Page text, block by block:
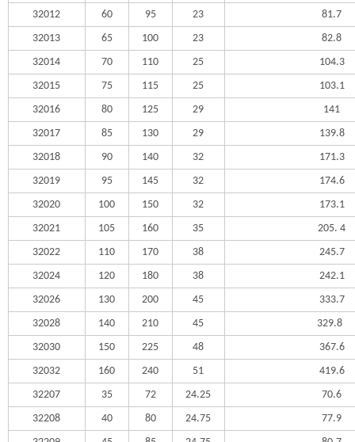
32012
60 95 23
81.7
32013
65 100 23
82.8
32014
70 110 25
104.3
32015
75 115 25
103.1
32016
80 125 29
141
32017
85 130 29
139.8
32018
90 140 32
171.3
32019
95 145 32
174.6
32020
100 150 32
173.1
32021
105 160 35
205. 4
32022
110 170 38
245.7
32024
120 180 38
242.1
32026
130 200 45
333.7
32028
140 210 45
329.8
32030
150 225 48
367.6
32032
160 240 51
419.6
32207
35 72 24.25
70.6
32208
40 80 24.75
77.9